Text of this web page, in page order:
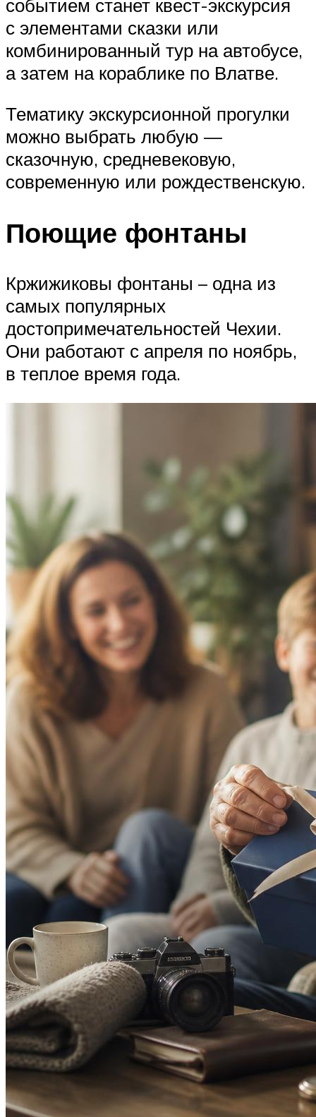
событием станет квест-экскурсия
с элементами сказки или
комбинированный тур на автобусе,
а затем на кораблике по Влатве.
Тематику экскурсионной прогулки
можно выбрать любую —
сказочную, средневековую,
современную или рождественскую.
Поющие фонтаны
Кржижиковы фонтаны – одна из
самых популярных
достопримечательностей Чехии.
Они работают с апреля по ноябрь,
в теплое время года.